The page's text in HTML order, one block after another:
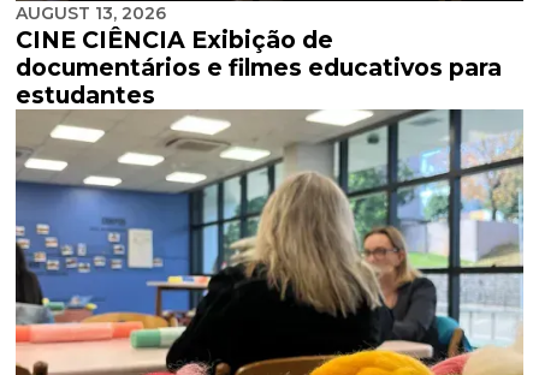
AUGUST 13, 2026
CINE CIÊNCIA Exibição de
documentários e filmes educativos para
estudantes